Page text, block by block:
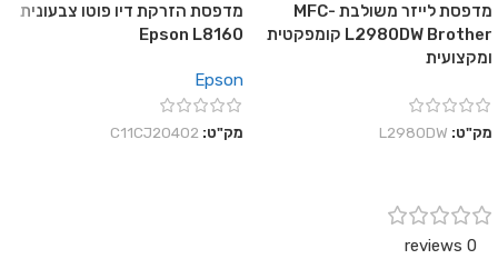
מדפסת לייזר משולבת MFC-
L2980DW Brother קומפקטית
ומקצועית
מק"ט: L2980DW
מדפסת הזרקת דיו פוטו צבעונית
Epson L8160
Epson
מק"ט: C11CJ20402
0 reviews